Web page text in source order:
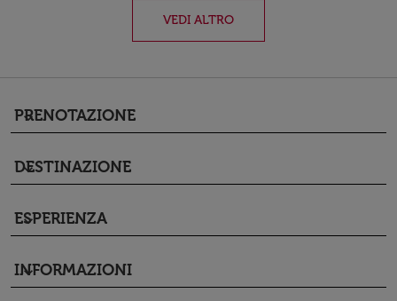
VEDI ALTRO
PRENOTAZIONE
keyboard_arrow_down
DESTINAZIONE
keyboard_arrow_down
ESPERIENZA
keyboard_arrow_down
INFORMAZIONI
keyboard_arrow_down